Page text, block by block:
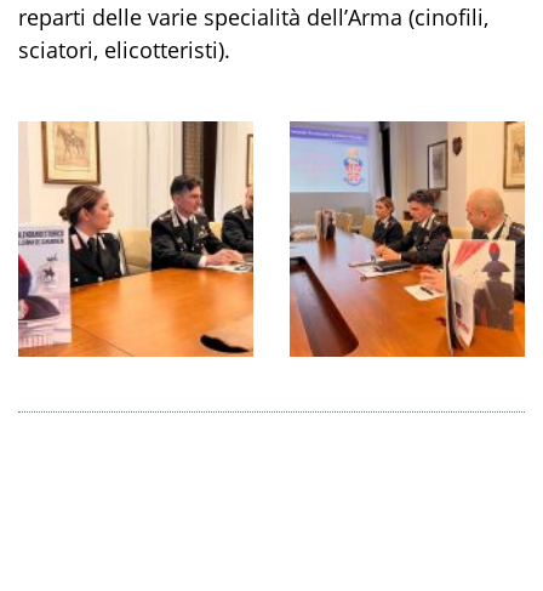
reparti delle varie specialità dell’Arma (cinofili,
sciatori, elicotteristi).